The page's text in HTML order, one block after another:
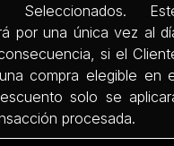
Seleccionados.
por una única vez al
si el
compra elegible en
solo se
procesada.